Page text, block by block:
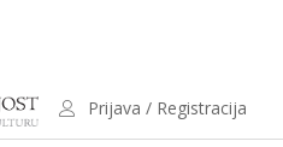
Prijava / Registracija